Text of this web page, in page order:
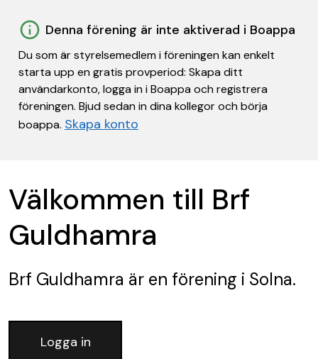
Denna förening är inte aktiverad i Boappa
Du som är styrelsemedlem i föreningen kan enkelt
starta upp en gratis provperiod: Skapa ditt
användarkonto, logga in i Boappa och registrera
föreningen. Bjud sedan in dina kollegor och börja
boappa. Skapa konto
Välkommen till Brf
Guldhamra
Brf Guldhamra är en förening i Solna.
Logga in